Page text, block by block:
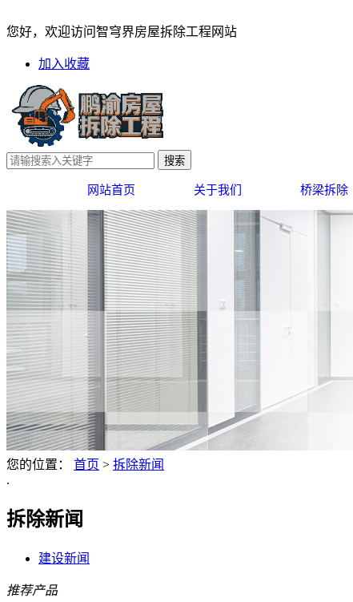
酒店拆除环保措施与周边环境
您好，欢迎访问智穹界房屋拆除工程网站
加入收藏
网站首页 关于我们 桥梁拆除
您的位置： 首页 > 拆除新闻
.
拆除新闻
建设新闻
推荐产品